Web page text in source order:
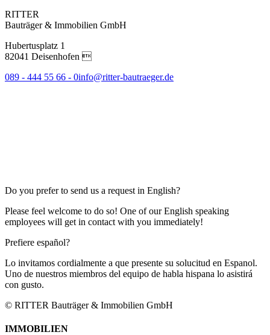
RITTER
Bauträger & Immobilien GmbH
Hubertusplatz 1
82041 Deisenhofen 
089 - 444 55 66 - 0info@ritter-bautraeger.de
Do you prefer to send us a request in English?
Please feel welcome to do so! One of our English speaking
employees will get in contact with you immediately!
Prefiere español?
Lo invitamos cordialmente a que presente su solucitud en Espanol.
Uno de nuestros miembros del equipo de habla hispana lo asistirá
con gusto.
© RITTER Bauträger & Immobilien GmbH
IMMOBILIEN